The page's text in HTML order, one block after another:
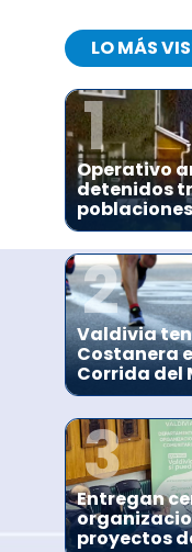
LO MÁS
1
Operativo
detenidos
2
Valdivia
Costanera
Corrida del
3
Entregan
proyectos